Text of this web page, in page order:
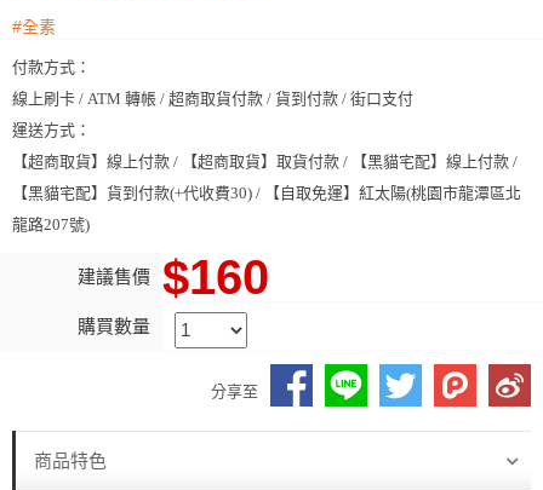
#全素
付款方式：
線上刷卡 / ATM 轉帳 / 超商取貨付款 / 貨到付款 / 街口支付
運送方式：
【超商取貨】線上付款 / 【超商取貨】取貨付款 / 【黑貓宅配】線上付款 /
【黑貓宅配】貨到付款(+代收費30) / 【自取免運】紅太陽(桃園市龍潭區北
龍路207號)
建議售價 $160
購買數量
分享至
商品特色